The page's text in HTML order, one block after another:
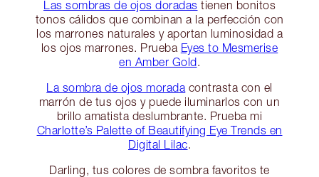
Las sombras de ojos doradas tienen bonitos
tonos cálidos que combinan a la perfección con
los marrones naturales y aportan luminosidad a
los ojos marrones. Prueba Eyes to Mesmerise
en Amber Gold.
La sombra de ojos morada contrasta con el
marrón de tus ojos y puede iluminarlos con un
brillo amatista deslumbrante. Prueba mi
Charlotte’s Palette of Beautifying Eye Trends en
Digital Lilac.
Darling, tus colores de sombra favoritos te